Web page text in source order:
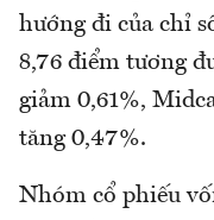
hướng đi của chỉ
8,76 điểm tương
giảm 0,61%,
tăng 0,47%.
Nhóm cổ phiếu